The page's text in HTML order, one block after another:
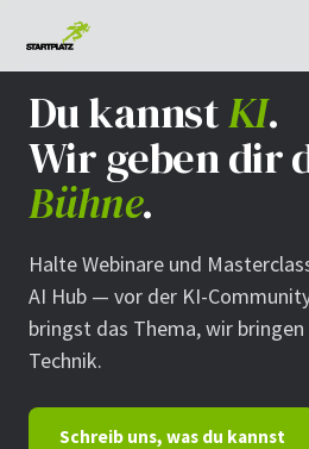
Du kannstKI.
Wir geben dir
Bühne.
Halte Webinare und
AI Hub — vor der KI-
bringst das Thema, wir
Technik.
Schreib uns, was du kannst